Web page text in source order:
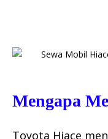
Mengapa
Toyota Hiace